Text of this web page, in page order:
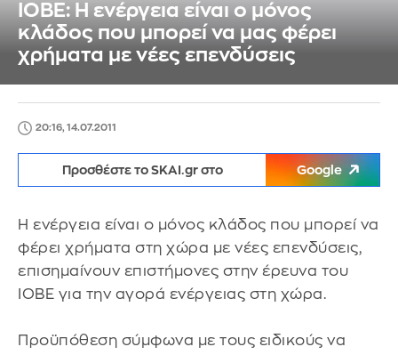
ΙΟΒΕ: Η ενέργεια είναι ο μόνος
κλάδος που μπορεί να μας φέρει
χρήματα με νέες επενδύσεις
20:16, 14.07.2011
Προσθέστε το SKAI.gr στο Google
Η ενέργεια είναι ο μόνος κλάδος που μπορεί να
φέρει χρήματα στη χώρα με νέες επενδύσεις,
επισημαίνουν επιστήμονες στην έρευνα του
ΙΟΒΕ για την αγορά ενέργειας στη χώρα.
Προϋπόθεση σύμφωνα με τους ειδικούς να